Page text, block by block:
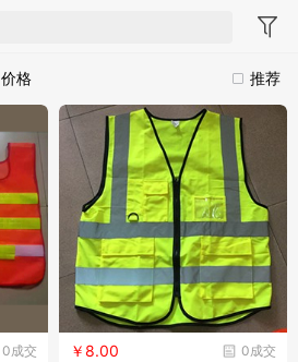
推荐
价格
0成交 0成交
￥8.00